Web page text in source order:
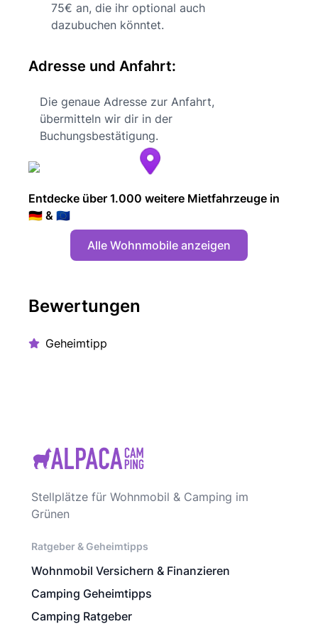
75€ an, die ihr optional auch
dazubuchen könntet.
Adresse und Anfahrt:
Die genaue Adresse zur Anfahrt,
übermitteln wir dir in der
Buchungsbestätigung.
Entdecke über 1.000 weitere Mietfahrzeuge in
🇩🇪 & 🇪🇺
Alle Wohnmobile anzeigen
Bewertungen
Geheimtipp
Stellplätze für Wohnmobil & Camping im
Grünen
Ratgeber & Geheimtipps
Wohnmobil Versichern & Finanzieren
Camping Geheimtipps
Camping Ratgeber